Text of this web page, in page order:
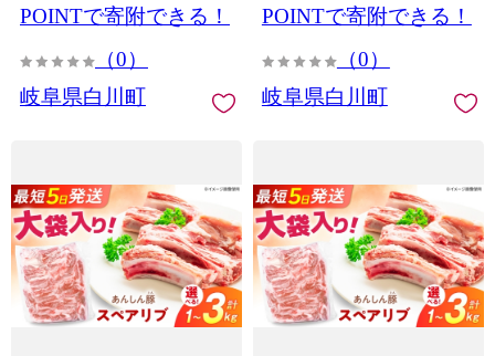
薬 無薬育ち 冷凍 白川町 /
POINTで寄附できる！
（0）
岐阜県白川町
POINTで寄附できる！
（0）
岐阜県白川町